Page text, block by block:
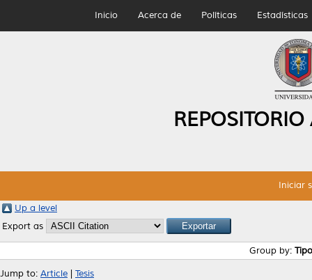
Inicio Acerca de Políticas Estadísticas
Iniciar
Up a level
Export as
Group by:
Jump to: Article Tesis